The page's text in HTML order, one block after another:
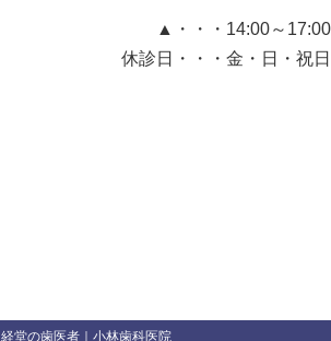
▲・・・14:00～17:00
休診日・・・金・日・祝日
経堂の歯医者｜小林歯科医院